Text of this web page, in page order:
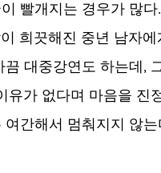
빨개지는 경우가 많
희끗해진 중년 남자
끔 대중강연도 하는데,
유가 없다며 마음을 진
여간해서 멈춰지지 않는